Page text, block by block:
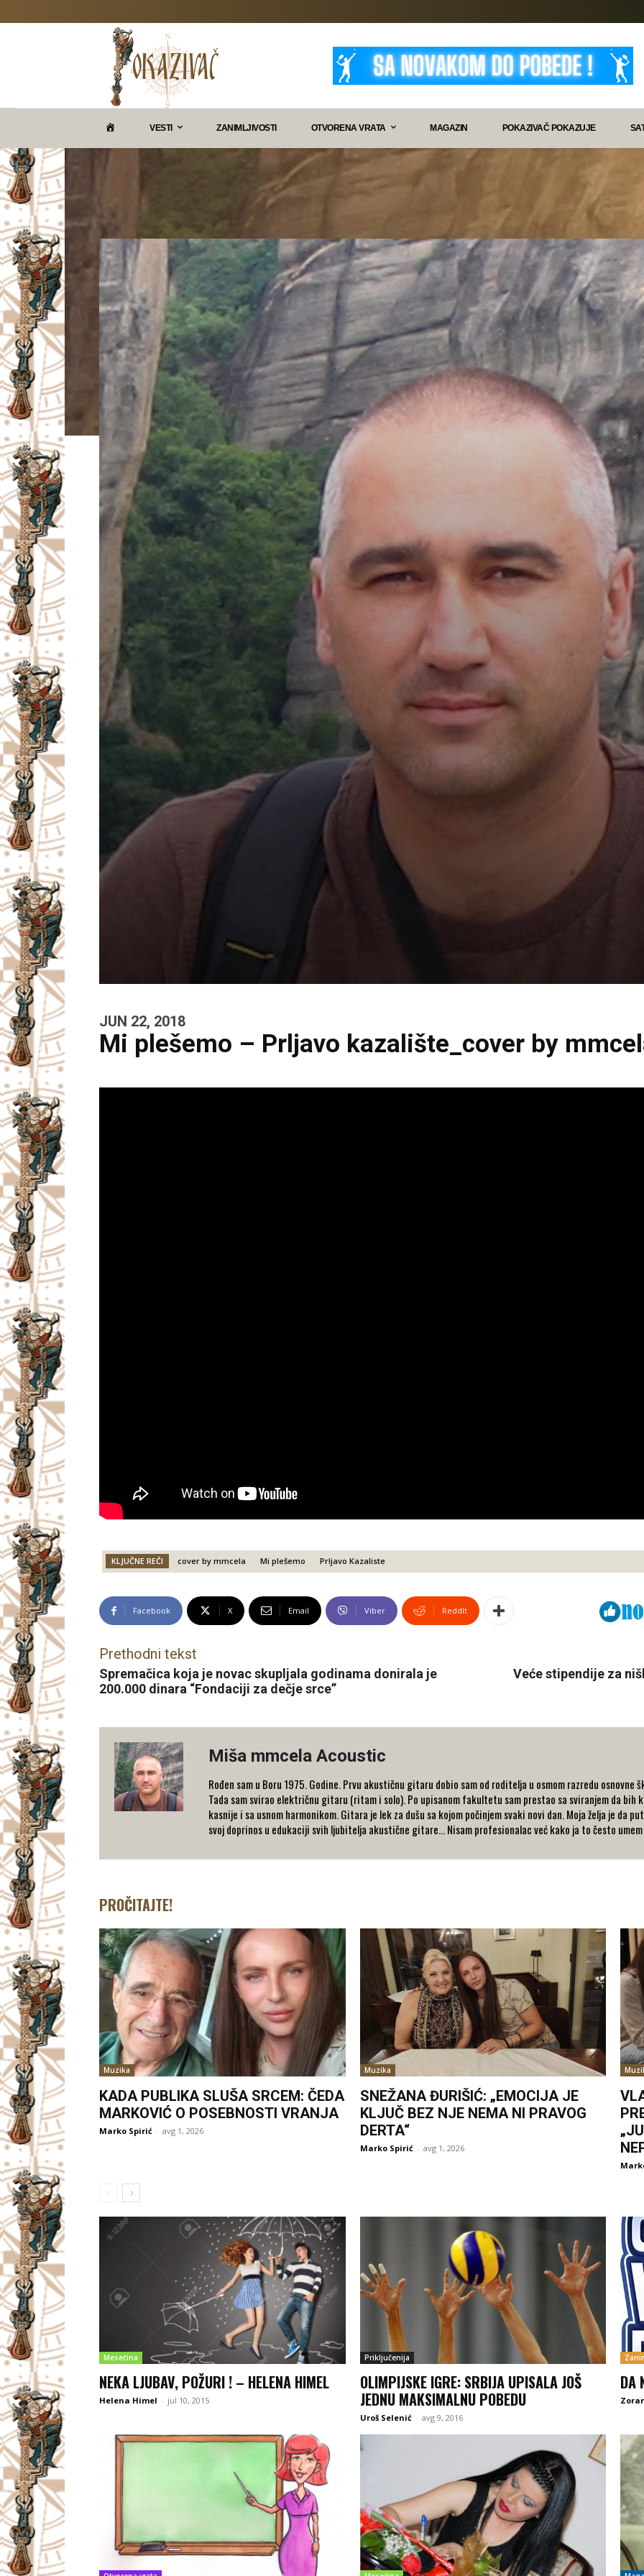
Z
VESTI ZANIMLJIVOSTI OTVORENA VRATA MAGAZIN POKAZIVAČ POKAZUJE
JUN 22, 2018
Mi plešemo – Prljavo kazalište_cover by
KLJUČNE REČI cover by mmcela Mi plešemo Prljavo Kazaliste
Facebook X Email Viber ReddIt
Prethodni tekst
Spremačica koja je novac skupljala godinama donirala je
200.000 dinara “Fondaciji za dečje srce”
Veće stipendije za
Miša mmcela Acoustic
Rođen sam u Boru 1975. Godine. Prvu akustičnu gitaru dobio sam od roditelja u osmom razredu osnovne
Tada sam svirao električnu gitaru (ritam i solo). Po upisanom fakultetu sam prestao sa sviranjem da bih
kasnije i sa usnom harmonikom. Gitara je lek za dušu sa kojom počinjem svaki novi dan. Moja želja je da
svoj doprinos u edukaciji svih ljubitelja akustične gitare... Nisam profesionalac već kako ja to često
PROČITAJTE!
Muzika
KADA PUBLIKA SLUŠA SRCEM: ČEDA
MARKOVIĆ O POSEBNOSTI VRANJA
Marko Spirić - avg 1, 2026
Muzika
SNEŽANA ĐURIŠIĆ: „EMOCIJA JE
KLJUČ BEZ NJE NEMA NI PRAVOG
DERTA“
Marko Spirić - avg 1, 2026
Mesečina
NEKA LJUBAV, POŽURI ! – HELENA HIMEL
Helena Himel - jul 10, 2015
Priključenija
OLIMPIJSKE IGRE: SRBIJA UPISALA JOŠ
JEDNU MAKSIMALNU POBEDU
Uroš Selenić - avg 9, 2016
DA